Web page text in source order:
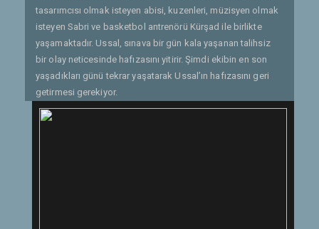
tasarımcısı olmak isteyen abisi, kuzenleri, müzisyen olmak
isteyen Sabri ve basketbol antrenörü Kürşad ile birlikte
yaşamaktadır. Ussal, sınava bir gün kala yaşanan talihsiz
bir olay neticesinde hafızasını yitirir. Şimdi ekibin en son
yaşadıkları günü tekrar yaşatarak Ussal’ın hafızasını geri
getirmesi gerekiyor.